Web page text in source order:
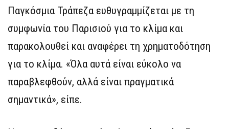
Παγκόσμια Τράπεζα ευθυγραμμίζεται με τη
συμφωνία του Παρισιού για το κλίμα και
παρακολουθεί και αναφέρει τη χρηματοδότηση
για το κλίμα. «Όλα αυτά είναι εύκολο να
παραβλεφθούν, αλλά είναι πραγματικά
σημαντικά», είπε.